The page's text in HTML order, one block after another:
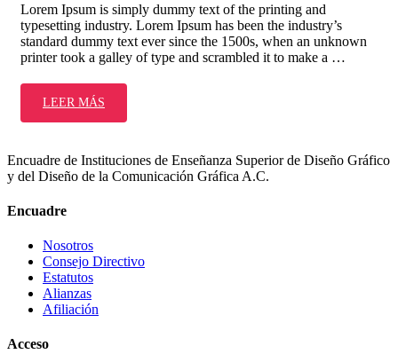
Lorem Ipsum is simply dummy text of the printing and
typesetting industry. Lorem Ipsum has been the industry’s
standard dummy text ever since the 1500s, when an unknown
printer took a galley of type and scrambled it to make a …
LEER MÁS
Encuadre de Instituciones de Enseñanza Superior de Diseño Gráfico
y del Diseño de la Comunicación Gráfica A.C.
Encuadre
Nosotros
Consejo Directivo
Estatutos
Alianzas
Afiliación
Acceso